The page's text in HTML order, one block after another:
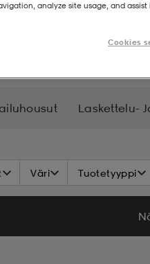
Laskettelu-
Väri Tuotetyyppi
analyze site usage, and
Cookies